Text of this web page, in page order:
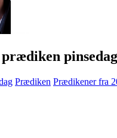
pinsedag
Prædiken Prædikener fra